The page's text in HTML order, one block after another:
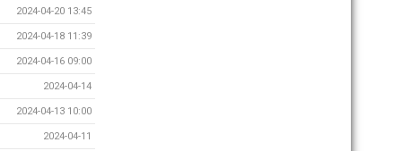
2024-04-20 13:45
2024-04-18 11:39
2024-04-16 09:00
2024-04-14
2024-04-13 10:00
2024-04-11